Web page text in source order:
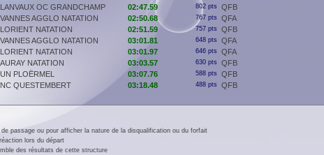
LANVAUX OC GRANDCHAMP 02:47.59 802 pts
QFB
VANNES AGGLO NATATION 02:50.68 767 pts
QFA
LORIENT NATATION 02:51.59 757 pts
QFB
VANNES AGGLO NATATION 03:01.81 648 pts
QFA
LORIENT NATATION 03:01.97 646 pts
QFA
AURAY NATATION 03:03.57 630 pts
QFB
UN PLOËRMEL 03:07.76 588 pts
QFB
NC QUESTEMBERT 03:18.48 488 pts QFB
passage ou pour afficher la nature de la disqualification ou du forfait
lors du départ
des résultats de cette structure